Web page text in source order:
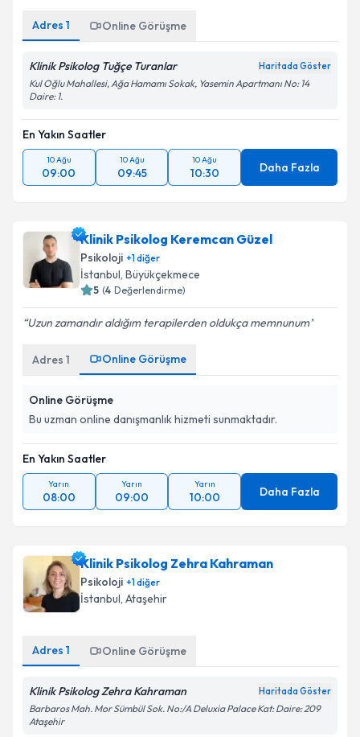
Adres 1 Online Görüşme
Klinik Psikolog Tuğçe Turanlar Haritada Göster
Kul Oğlu Mahallesi, Ağa Hamamı Sokak, Yasemin Apartmanı No: 14
Daire: 1.
En Yakın Saatler
10 Ağu
09:00
10 Ağu
09:45
10 Ağu
10:30 Daha Fazla
Klinik Psikolog Keremcan Güzel
Psikoloji +1diğer
İstanbul, Büyükçekmece
5 (4 Değerlendirme)
Uzun zamandır aldığım terapilerden oldukça memnunum
Adres 1 Online Görüşme
Online Görüşme
Bu uzman online danışmanlık hizmeti sunmaktadır.
En Yakın Saatler
Yarın
08:00
Yarın
09:00
Yarın
10:00 Daha Fazla
Klinik Psikolog Zehra Kahraman
Psikoloji +1diğer
İstanbul, Ataşehir
Adres 1 Online Görüşme
Klinik Psikolog Zehra Kahraman Haritada Göster
Barbaros Mah. Mor Sümbül Sok. No:/A Deluxia Palace Kat: Daire: 209
Ataşehir